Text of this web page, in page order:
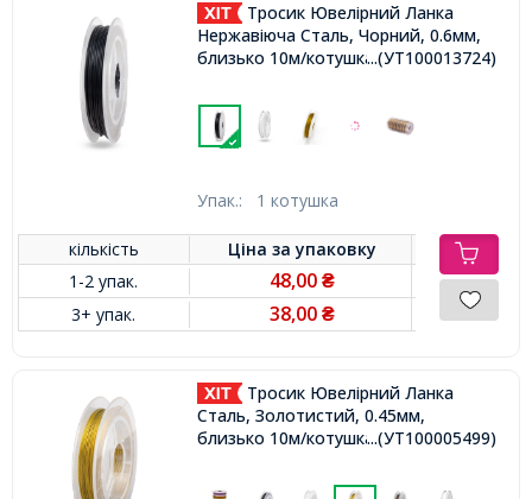
Тросик Ювелірний Ланка
Нержавіюча Сталь, Чорний, 0.6мм,
близько 10м/котушка,...(УТ100013724)
Упак.: 1 котушка
кількість Ціна заупаковку
1-2 упак.
48,00₴
3+ упак. 38,00₴
Тросик Ювелірний Ланка
Сталь, Золотистий, 0.45мм,
близько 10м/котушка,...(УТ100005499)